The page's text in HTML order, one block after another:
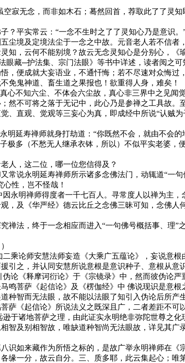
念，而非如木石；蓦然回首，荐取此了了灵知
平实常云：“一念不生时之了了灵知心乃是意识。
尘境及定境法尘于一念之中故。元音老人若不信者
知，云何不能别境？故云无念灵知心是分别心，《
藏─护法集、宗门法眼》等书中详述，读者阅之可
便成就大妄语业，不通忏悔；若不尽速对众悔过
免鬼神道、畜生道之果报也！欲重得人身，难矣！
不知六尘、不体会六尘故，真心非三界中之见闻
然不可将之落于无记中，此心乃是参禅之工具故。
直观、觉观等三妄心为真，即成经中所说“认贼
延寿禅师就身打劫道：“你既然不会，就由不会的
多（不愁无人继承衣钵，所以）不似平实老婆，
人，这二位，哪一位您信得及？
说永明延寿禅师所示诸多念佛法门，动辄道“一句
性，岂不怪哉！
明禅师得度者一千七百人。寻常度人以禅为主，
及《华严经》德云比丘之念佛三昧可知，念佛人
法，终于一念相应而进入“一句佛号概括事、理”之
论师安慧法师妄造《大乘广五蕴论》，妄说意根
引之，并认同安慧所说意根是意识种子、意根从意
论《释摩诃衍论》于《宗镜录》中，然而彼伪论
菩萨《起信论》及《楞伽经》中 佛说现识是意
种智而无法眼，故不能以法眼了知引入伪论后所产
《起信论》所说法义之既深且广，二者差距不可
于诸地菩萨之理，由此证实永明绝非弥陀世尊之
及别相智故，唯缺道种智尚无法眼故，详见其广
如来藏作为所悟之标的，是故广举永明禅师在
缘一分，故云自分。三、质多耶，此云集起心；唯